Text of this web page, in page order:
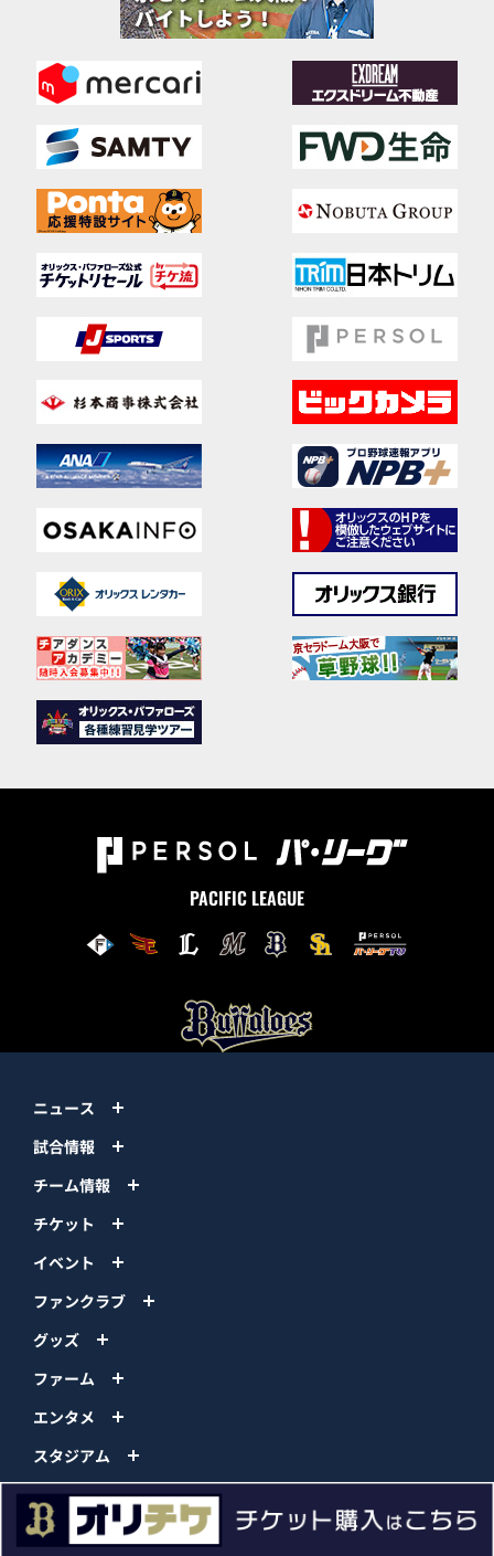
PACIFIC LEAGUE
ニュース
試合情報
チーム情報
チケット
イベント
ファンクラブ
グッズ
ファーム
エンタメ
スタジアム
スポンサー
球団情報